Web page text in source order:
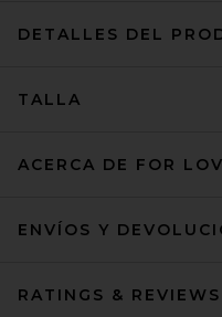
DETALLES DEL
TALLA
ACERCA DE FOR
ENVÍOS Y
RATINGS & REVIEWS